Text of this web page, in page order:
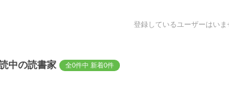
登録しているユーザーはいま
中の読書家 全0件中 新着0件